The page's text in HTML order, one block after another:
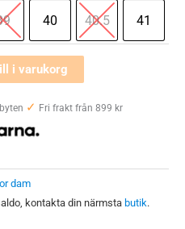
40 40.5 41
i varukorg
✓ Fri frakt från 899 kr
dam
kontakta din närmsta butik.